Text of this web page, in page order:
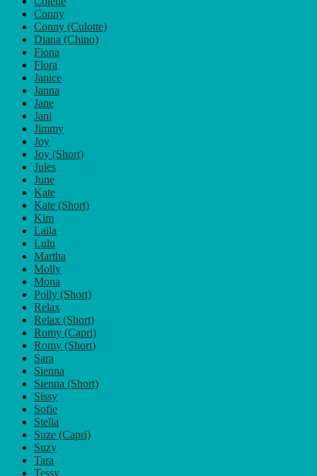
Conny
Conny (Culotte)
Diana (Chino)
Fiona
Flora
Janice
Janna
Jane
Jani
Jimmy
Joy
Joy (Short)
Jules
June
Kate
Kate (Short)
Kim
Laila
Lulu
Martha
Molly
Mona
Polly (Short)
Relax
Relax (Short)
Romy (Capri)
Romy (Short)
Sara
Sienna
Sienna (Short)
Sissy
Sofie
Stella
Suze (Capri)
Suzy
Tara
Tessy